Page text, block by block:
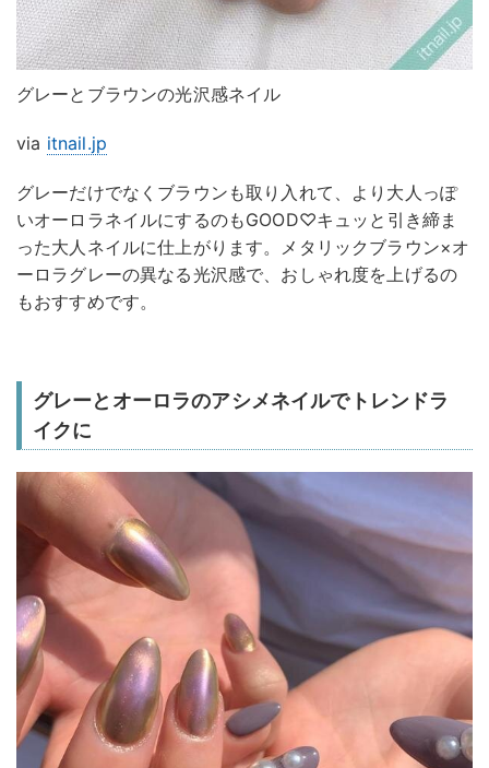
グレーとブラウンの光沢感ネイル
via itnail.jp
グレーだけでなくブラウンも取り入れて、より大人っぽ
いオーロラネイルにするのもGOOD♡キュッと引き締ま
った大人ネイルに仕上がります。メタリックブラウン×オ
ーロラグレーの異なる光沢感で、おしゃれ度を上げるの
もおすすめです。
グレーとオーロラのアシメネイルでトレンドラ
イクに